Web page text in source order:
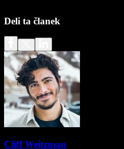
Deli ta članek
Cliff Weitzman